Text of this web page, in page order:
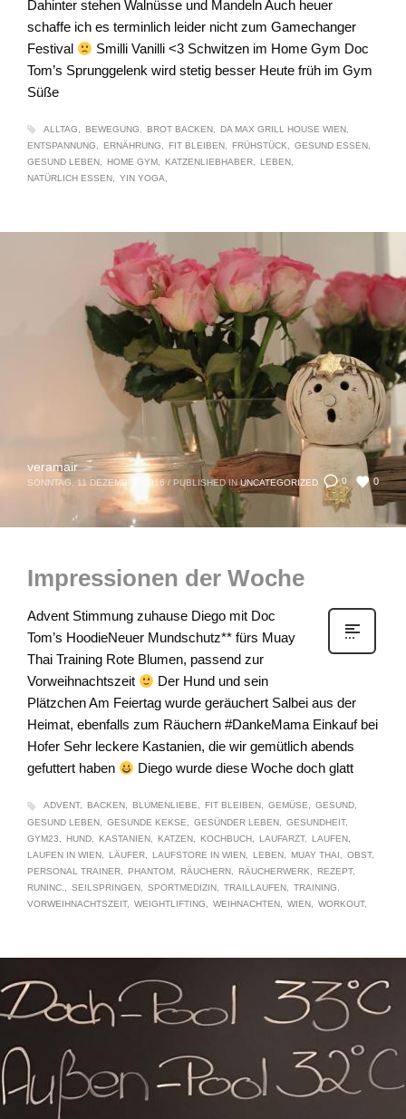
Dahinter stehen Walnüsse und Mandeln Auch heuer
schaffe ich es terminlich leider nicht zum Gamechanger
Festival
Smilli Vanilli <3 Schwitzen im Home Gym Doc
Tom’s Sprunggelenk wird stetig besser Heute früh im Gym
Süße
ALLTAG BEWEGUNG BROT BACKEN
DA MAX GRILL HOUSE WIEN
ENTSPANNUNG
ERNÄHRUNG FIT BLEIBEN FRÜHSTÜCK
GESUND ESSEN
GESUND LEBEN
HOME GYM KATZENLIEBHABER
LEBEN
NATÜRLICH ESSEN
YIN YOGA
0 0
veramair
SONNTAG, 11 DEZEMBER 2016 / PUBLISHED IN UNCATEGORIZED
Impressionen der Woche
Advent Stimmung zuhause Diego mit Doc
Tom’s HoodieNeuer Mundschutz** fürs Muay
Thai Training Rote Blumen, passend zur
Vorweihnachtszeit
Der Hund und sein
Plätzchen Am Feiertag wurde geräuchert Salbei aus der
Heimat, ebenfalls zum Räuchern #DankeMama Einkauf bei
Hofer Sehr leckere Kastanien, die wir gemütlich abends
gefuttert haben
Diego wurde diese Woche doch glatt
ADVENT BACKEN BLUMENLIEBE FIT BLEIBEN GEMÜSE
GESUND
GESUND LEBEN
GESUNDE KEKSE GESÜNDER LEBEN
GESUNDHEIT
GYM23
HUND KASTANIEN KATZEN KOCHBUCH LAUFARZT
LAUFEN
LAUFEN IN WIEN
LÄUFER LAUFSTORE IN WIEN LEBEN MUAY THAI
OBST
PERSONAL TRAINER
PHANTOM RÄUCHERN RÄUCHERWERK
REZEPT
RUNINC.
SEILSPRINGEN SPORTMEDIZIN TRAILLAUFEN
TRAINING
VORWEIHNACHTSZEIT
WEIGHTLIFTING WEIHNACHTEN WIEN WORKOUT